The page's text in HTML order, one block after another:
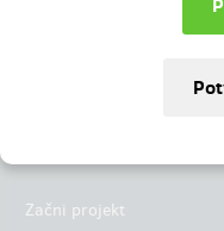
Začni projekt